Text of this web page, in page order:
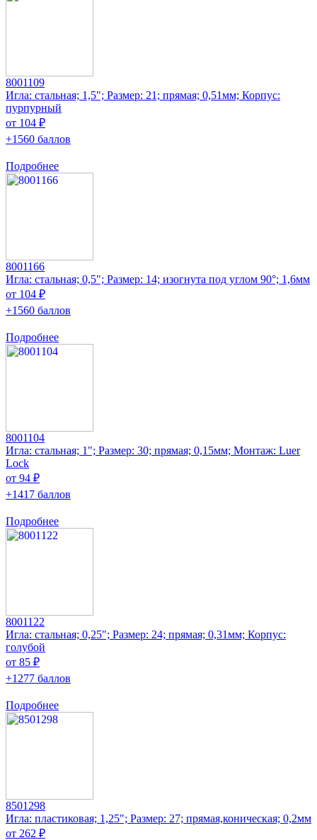
8001109
Игла: стальная; 1,5"; Размер: 21; прямая; 0,51мм; Корпус:
пурпурный
от 104 ₽
+1560 баллов
Подробнее
8001166
Игла: стальная; 0,5"; Размер: 14; изогнута под углом 90°; 1,6мм
от 104 ₽
+1560 баллов
Подробнее
8001104
Игла: стальная; 1"; Размер: 30; прямая; 0,15мм; Монтаж: Luer
Lock
от 94 ₽
+1417 баллов
Подробнее
8001122
Игла: стальная; 0,25"; Размер: 24; прямая; 0,31мм; Корпус:
голубой
от 85 ₽
+1277 баллов
Подробнее
8501298
Игла: пластиковая; 1,25"; Размер: 27; прямая,коническая; 0,2мм
от 262 ₽